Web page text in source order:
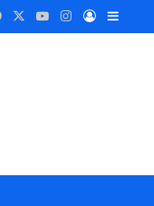
FacebookYouTubeInstagram
Log In